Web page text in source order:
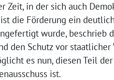
Zeit, in der sich auch
die Förderung ein
wurde, beschrieb
den Schutz vor
es nun, diesen Teil
ist.